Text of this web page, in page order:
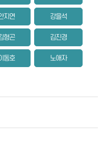
지연 강을석
형곤 김진경
동호 노애자